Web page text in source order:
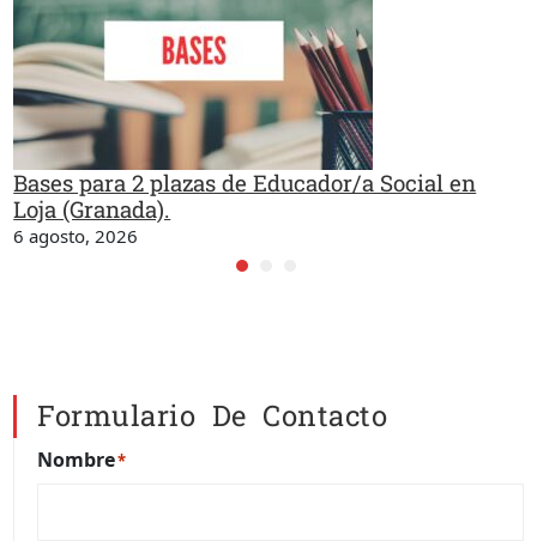
Bases para 2 plazas de Educador/a Social en
Loja (Granada).
6 agosto, 2026
Formulario De Contacto
Nombre*